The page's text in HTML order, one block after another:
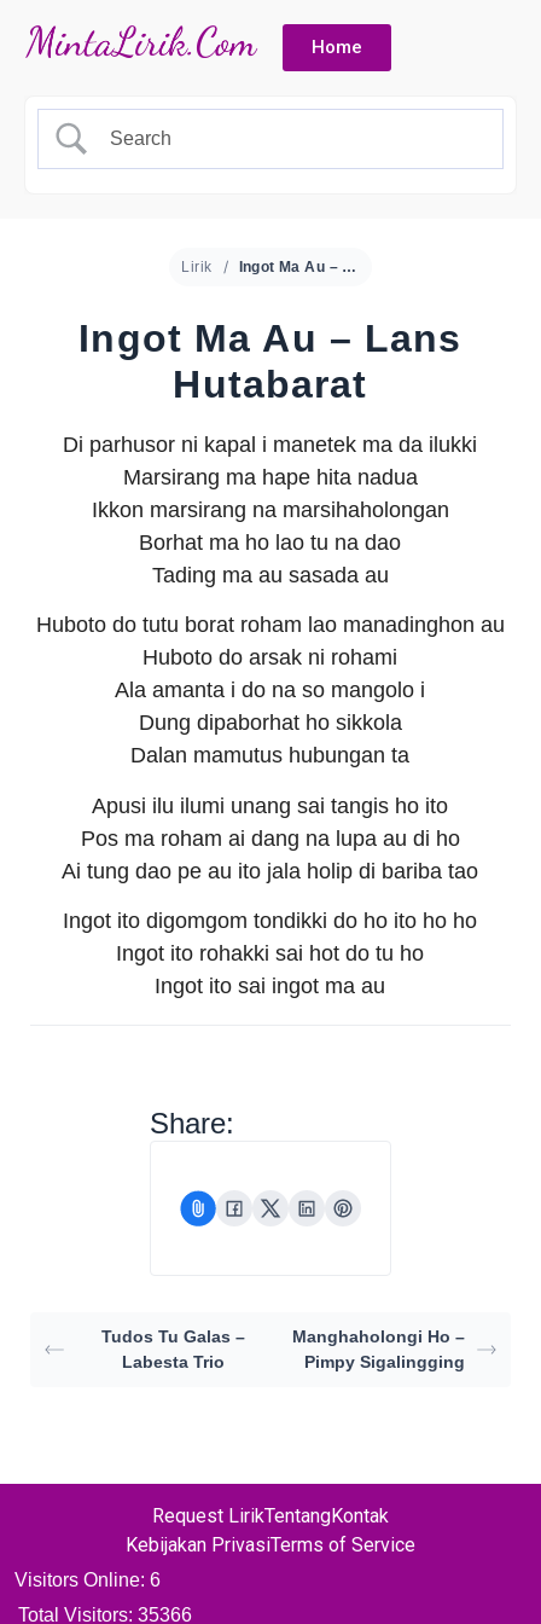
Home
Lirik Ingot Ma Au – Lans Hutabarat
Ingot Ma Au – Lans
Hutabarat
Di parhusor ni kapal i manetek ma da ilukki
Marsirang ma hape hita nadua
Ikkon marsirang na marsihaholongan
Borhat ma ho lao tu na dao
Tading ma au sasada au
Huboto do tutu borat roham lao manadinghon au
Huboto do arsak ni rohami
Ala amanta i do na so mangolo i
Dung dipaborhat ho sikkola
Dalan mamutus hubungan ta
Apusi ilu ilumi unang sai tangis ho ito
Pos ma roham ai dang na lupa au di ho
Ai tung dao pe au ito jala holip di bariba tao
Ingot ito digomgom tondikki do ho ito ho ho
Ingot ito rohakki sai hot do tu ho
Ingot ito sai ingot ma au
Share:
Tudos Tu Galas –
Labesta Trio
Manghaholongi Ho –
Pimpy Sigalingging
Request LirikTentangKontak
Kebijakan PrivasiTerms of Service
Visitors Online: 6
Total Visitors: 35366